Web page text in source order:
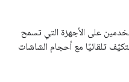
على الأجهزة التي تسمح
تلقائيًا مع أحجام الشاشات